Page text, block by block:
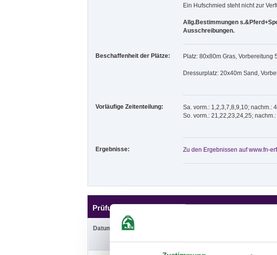
Ein Hufschmied steht nicht zur
Allg.Bestimmungen
Ausschreibungen.
Beschaffenheit der Plätze: Platz: 80x80m Gras, Vorbereitung
Dressurplatz: 20x40m Sand,
Vorläufige Zeitenteilung:
Sa. vorm.: 1,2,3,7,8,9,10; nachm.:
So. vorm.: 21,22,23,24,25;
Ergebnisse: Zu den Ergebnissen auf www.fn-
Prüfungen
Datum